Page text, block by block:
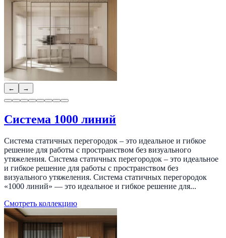
← →
Система 1000 линий
Система статичных перегородок – это идеальное и гибкое
решение для работы с пространством без визуального
утяжеления. Система статичных перегородок – это идеальное
и гибкое решение для работы с пространством без
визуального утяжеления. Система статичных перегородок
«1000 линий» — это идеальное и гибкое решение для...
Смотреть коллекцию